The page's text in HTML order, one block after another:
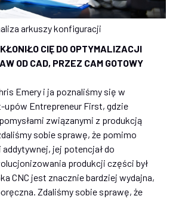
arkuszy konfiguracji
CIĘ DO OPTYMALIZACJI
OD CAD, PRZEZ CAM GOTOWY
Emery i ja poznaliśmy się w
Entrepreneur First, gdzie
związanymi z produkcją
sobie sprawę, że pomimo
jej potencjał do
produkcji części był
CNC jest znacznie bardziej wydajna,
Zdaliśmy sobie sprawę, że